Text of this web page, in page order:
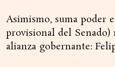
Asimismo, suma poder
provisional del
alianza gobernante: